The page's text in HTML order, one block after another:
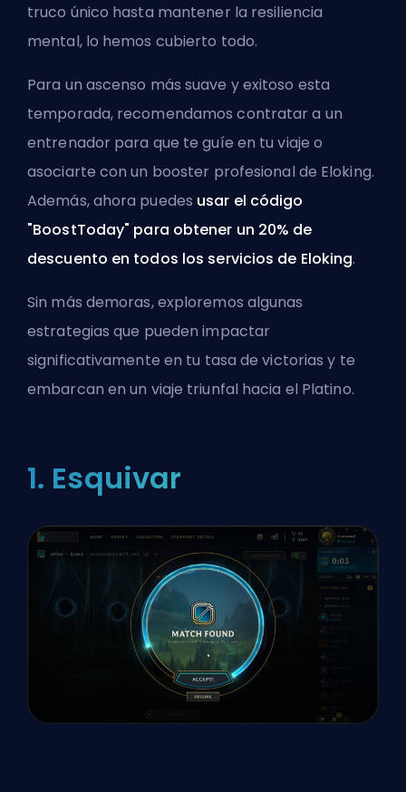
truco único hasta mantener la resiliencia
mental, lo hemos cubierto todo.
Para un ascenso más suave y exitoso esta
temporada, recomendamos contratar a un
entrenador para que te guíe en tu viaje o
asociarte con un booster profesional de Eloking.
Además, ahora puedes usar el código
"BoostToday" para obtener un 20% de
descuento en todos los servicios de Eloking.
Sin más demoras, exploremos algunas
estrategias que pueden impactar
significativamente en tu tasa de victorias y te
embarcan en un viaje triunfal hacia el Platino.
1. Esquivar